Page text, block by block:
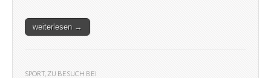
weiterlesen →
SPORT, ZU BESUCH BEI